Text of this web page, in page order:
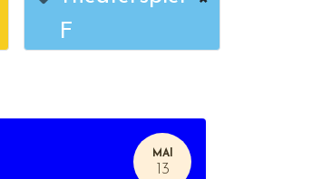
F
MAI
13